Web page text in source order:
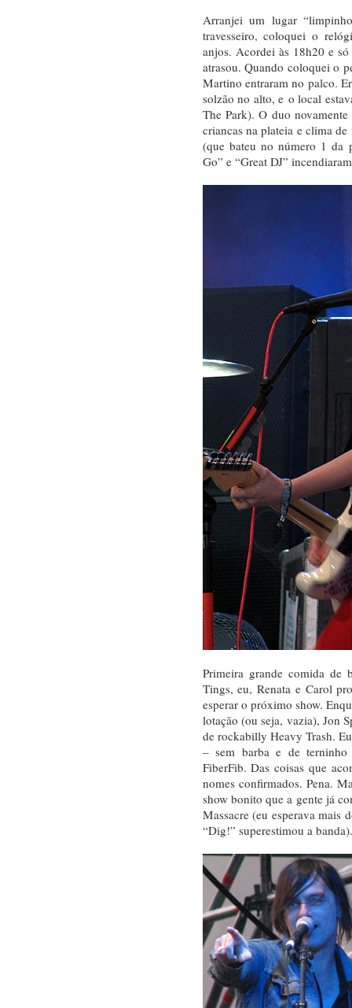
Arranjei um lugar
travesseiro, coloquei o
anjos. Acordei às 18h20 e
atrasou. Quando coloquei o
Martino entraram no palco.
solzão no alto, e o local
The Park). O duo
criancas na plateia e clima
(que bateu no número 1 da
Go” e “Great DJ”
Primeira grande comida
Tings, eu, Renata e Carol
esperar o próximo show.
lotação (ou seja, vazia), Jon
de rockabilly Heavy Trash.
– sem barba e de
FiberFib. Das coisas que
nomes confirmados. Pena.
show bonito que a gente já
Massacre (eu esperava mais
“Dig!” superestimou a banda).